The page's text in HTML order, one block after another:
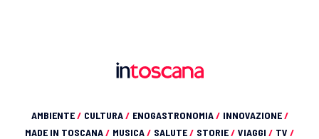
AMBIENTE/ CULTURA/ ENOGASTRONOMIA/ INNOVAZIONE/
MADE IN TOSCANA/ MUSICA/ SALUTE/ STORIE/ VIAGGI / TV /